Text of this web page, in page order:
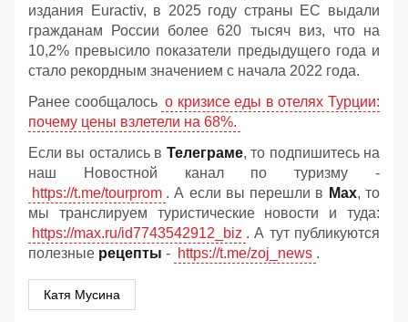
издания Euractiv, в 2025 году страны ЕС выдали
гражданам России более 620 тысяч виз, что на
10,2% превысило показатели предыдущего года и
стало рекордным значением с начала 2022 года.
Ранее сообщалось о кризисе еды в отелях Турции:
почему цены взлетели на 68%.
Если вы остались в Телеграме, то подпишитесь на
наш Новостной канал по туризму -
https://t.me/tourprom . А если вы перешли в Мах, то
мы транслируем туристические новости и туда:
https://max.ru/id7743542912_biz . А тут публикуются
полезные рецепты - https://t.me/zoj_news .
Катя Мусина